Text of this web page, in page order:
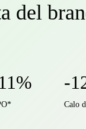
del
-
Calo